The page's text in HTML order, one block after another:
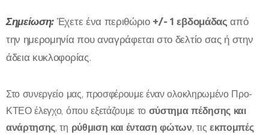
Σημείωση: Έχετε ένα περιθώριο +/- 1 εβδομάδας από
την ημερομηνία που αναγράφεται στο δελτίο σας ή στην
άδεια κυκλοφορίας.
Στο συνεργείο μας, προσφέρουμε έναν ολοκληρωμένο Προ-
ΚΤΕΟ έλεγχο, όπου εξετάζουμε το σύστημα πέδησης και
ανάρτησης, τη ρύθμιση και ένταση φώτων, τις εκπομπές